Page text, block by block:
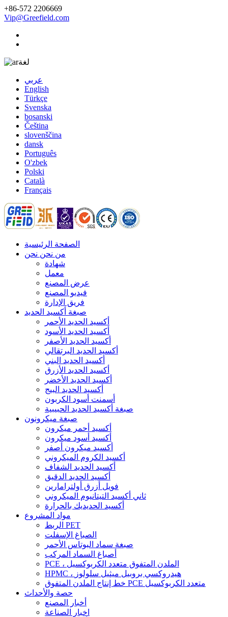
+86-572 2206669
Vip@Greefield.com
لغة
عربي
English
Türkçe
Svenska
bosanski
Čeština
slovenščina
dansk
Português
O'zbek
Polski
Català
Français
الصفحة الرئيسية
من نحن نحن
شهادة
معمل
عرض المصنع
فيديو المصنع
فريق الإدارة
صبغة أكسيد الحديد
أكسيد الحديد الأحمر
أكسيد الحديد الأسود
أكسيد الحديد الأصفر
أكسيد الحديد البرتقالي
أكسيد الحديد البني
أكسيد الحديد الأزرق
أكسيد الحديد الأخضر
أكسيد الحديد البيج
أسمنت أسود الكربون
صبغة أكسيد الحديد الحبيبية
صبغة ميكرونون
أكسيد أحمر ميكرون
أكسيد أسود ميكرون
أكسيد ميكرون أصفر
أكسيد الكروم الميكروني
أكسيد الحديد الشفاف
أكسيد الحديد الدقيق
فويل أزرق أولترامارين
ثاني أكسيد التيتانيوم الميكروني
أكسيد الحديديك بالحرارة
مواد المشروع
الربط PET
الصباغ الإسفلت
صبغة سماد البوتاس الأحمر
أصباغ السماد المركب
PCE ، الملدن المتفوق متعدد الكربوكسيل
HPMC ، هيدروكسي بروبيل ميثيل سلولوز
خط إنتاج الملدن المتفوق PCE متعدد الكربوكسيل
حصة والأحداث
أخبار المصنع
اخبار الصناعة